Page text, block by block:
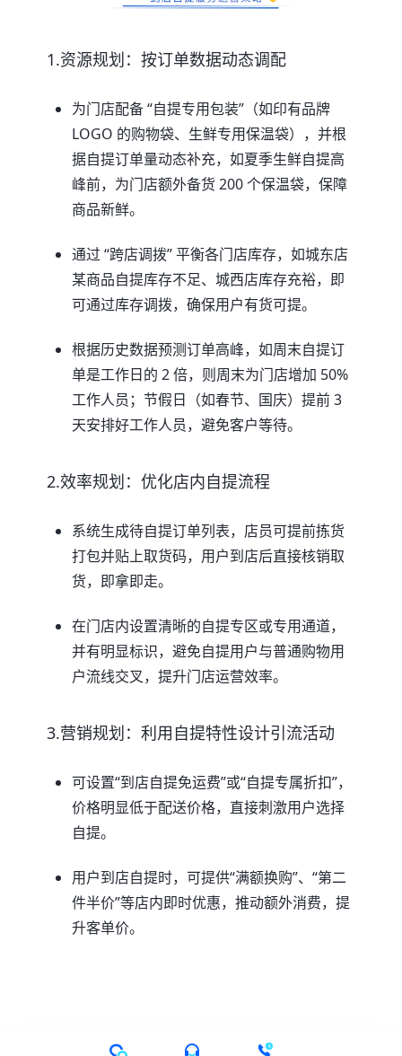
1.资源规划：按订单数据动态调配
为门店配备 “自提专用包装”（如印有品牌
LOGO 的购物袋、生鲜专用保温袋），并根
据自提订单量动态补充，如夏季生鲜自提高
峰前，为门店额外备货 200 个保温袋，保障
商品新鲜。
通过 “跨店调拨” 平衡各门店库存，如城东店
某商品自提库存不足、城西店库存充裕，即
可通过库存调拨，确保用户有货可提。
根据历史数据预测订单高峰，如周末自提订
单是工作日的 2 倍，则周末为门店增加 50%
工作人员；节假日（如春节、国庆）提前 3
天安排好工作人员，避免客户等待。
2.效率规划：优化店内自提流程
系统生成待自提订单列表，店员可提前拣货
打包并贴上取货码，用户到店后直接核销取
货，即拿即走。
在门店内设置清晰的自提专区或专用通道，
并有明显标识，避免自提用户与普通购物用
户流线交叉，提升门店运营效率。
3.营销规划：利用自提特性设计引流活动
可设置“到店自提免运费”或“自提专属折扣”，
价格明显低于配送价格，直接刺激用户选择
自提。
用户到店自提时，可提供“满额换购”、“第二
件半价”等店内即时优惠，推动额外消费，提
升客单价。